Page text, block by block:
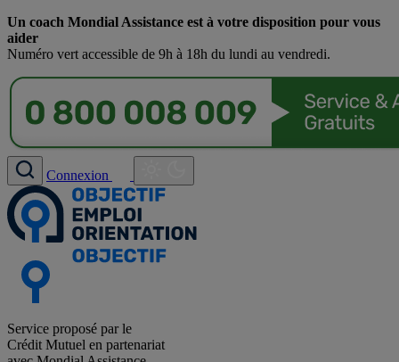
Un coach Mondial Assistance est à votre disposition pour vous
aider
Numéro vert accessible de 9h à 18h du lundi au vendredi.
Connexion
Service proposé par le
Crédit Mutuel en partenariat